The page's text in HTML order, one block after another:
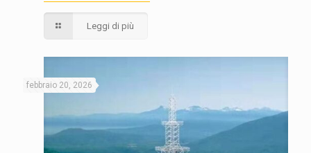
Leggi di più
febbraio 20, 2026